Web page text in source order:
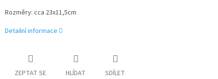
Rozměry: cca 23x11,5cm
Detailní informace
ZEPTAT SE HLÍDAT SDÍLET